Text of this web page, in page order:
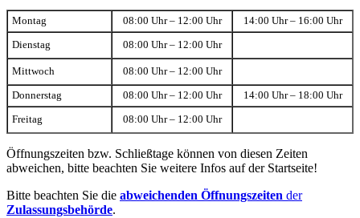
Montag 08:00 Uhr – 12:00 Uhr 14:00 Uhr – 16:00 Uhr
Dienstag 08:00 Uhr – 12:00 Uhr
Mittwoch 08:00 Uhr – 12:00 Uhr
Donnerstag 08:00 Uhr – 12:00 Uhr 14:00 Uhr – 18:00 Uhr
Freitag 08:00 Uhr – 12:00 Uhr
Öffnungszeiten bzw. Schließtage können von diesen Zeiten
abweichen, bitte beachten Sie weitere Infos auf der Startseite!
Bitte beachten Sie die abweichenden Öffnungszeiten der
Zulassungsbehörde.